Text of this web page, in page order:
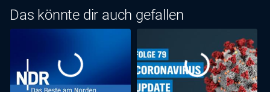
Das könnte dir auch gefallen